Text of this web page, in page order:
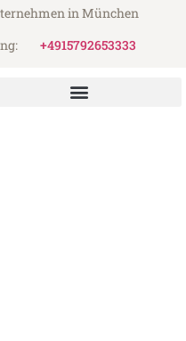
in München
+4915792653333